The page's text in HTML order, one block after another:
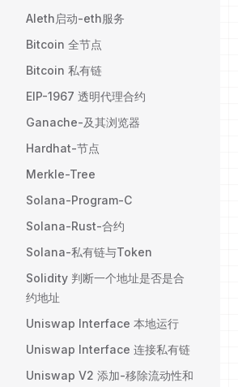
Aleth启动-eth服务
Bitcoin 全节点
Bitcoin 私有链
EIP-1967 透明代理合约
Ganache-及其浏览器
Hardhat-节点
Merkle-Tree
Solana-Program-C
Solana-Rust-合约
Solana-私有链与Token
Solidity 判断一个地址是否是合
约地址
Uniswap Interface 本地运行
Uniswap Interface 连接私有链
Uniswap V2 添加-移除流动性和